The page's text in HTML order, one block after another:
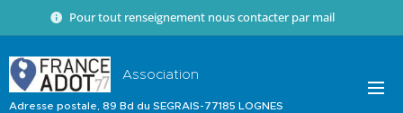
Pour tout renseignement nous contacter par mail 📧
Association
Adresse postale, 89 Bd du SEGRAIS-77185 LOGNES